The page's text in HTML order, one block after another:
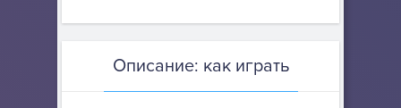
Описание: как играть